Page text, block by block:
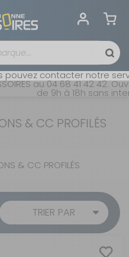
contacter notre
au 04 68 41 42 42.
de 9h à 18h sans
& CC PROFILÉS
& CC PROFILÉS
TRIER PAR